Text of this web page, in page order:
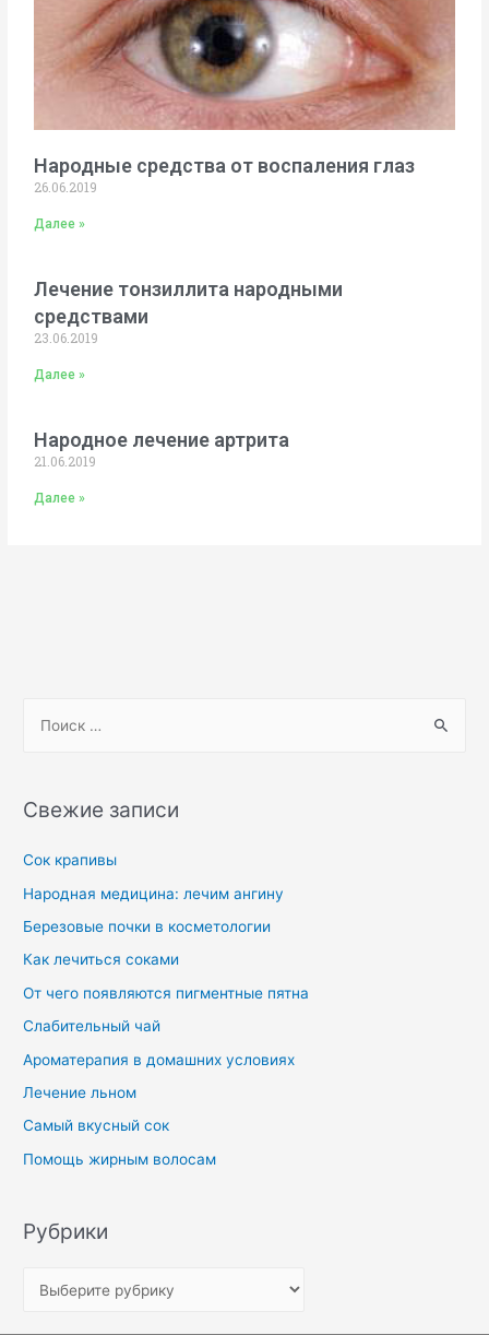
Народные средства от воспаления глаз
26.06.2019
Далее »
Лечение тонзиллита народными
средствами
23.06.2019
Далее »
Народное лечение артрита
21.06.2019
Далее »
Свежие записи
Сок крапивы
Народная медицина: лечим ангину
Березовые почки в косметологии
Как лечиться соками
От чего появляются пигментные пятна
Слабительный чай
Ароматерапия в домашних условиях
Лечение льном
Самый вкусный сок
Помощь жирным волосам
Рубрики